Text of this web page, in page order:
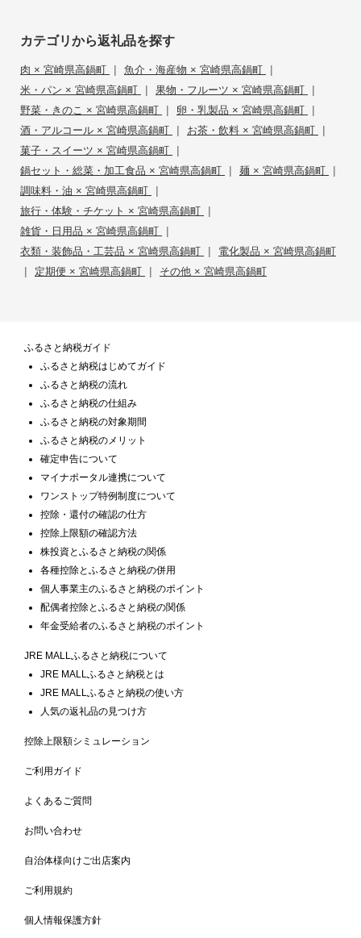
カテゴリから返礼品を探す
肉 × 宮崎県高鍋町 | 魚介・海産物 × 宮崎県高鍋町 |
米・パン × 宮崎県高鍋町 | 果物・フルーツ × 宮崎県高鍋町 |
野菜・きのこ × 宮崎県高鍋町 | 卵・乳製品 × 宮崎県高鍋町 |
酒・アルコール × 宮崎県高鍋町 | お茶・飲料 × 宮崎県高鍋町 |
菓子・スイーツ × 宮崎県高鍋町 |
鍋セット・総菜・加工食品 × 宮崎県高鍋町 | 麺 × 宮崎県高鍋町 |
調味料・油 × 宮崎県高鍋町 |
旅行・体験・チケット × 宮崎県高鍋町 |
雑貨・日用品 × 宮崎県高鍋町 |
衣類・装飾品・工芸品 × 宮崎県高鍋町 | 電化製品 × 宮崎県高鍋町
| 定期便 × 宮崎県高鍋町 | その他 × 宮崎県高鍋町
ふるさと納税ガイド
ふるさと納税はじめてガイド
ふるさと納税の流れ
ふるさと納税の仕組み
ふるさと納税の対象期間
ふるさと納税のメリット
確定申告について
マイナポータル連携について
ワンストップ特例制度について
控除・還付の確認の仕方
控除上限額の確認方法
株投資とふるさと納税の関係
各種控除とふるさと納税の併用
個人事業主のふるさと納税のポイント
配偶者控除とふるさと納税の関係
年金受給者のふるさと納税のポイント
JRE MALLふるさと納税について
JRE MALLふるさと納税とは
JRE MALLふるさと納税の使い方
人気の返礼品の見つけ方
控除上限額シミュレーション
ご利用ガイド
よくあるご質問
お問い合わせ
自治体様向けご出店案内
ご利用規約
個人情報保護方針